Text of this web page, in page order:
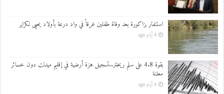
استنفار بزاكورة بعد وفاة طفلين غرقاً في واد درعة بأولاد يحيى لكراير
4 أيام ago
بقوة 4.8 على سلم ريختر..تسجيل هزة أرضية في إقليم ميدلت دون خسائر
معلنة
6 أيام ago